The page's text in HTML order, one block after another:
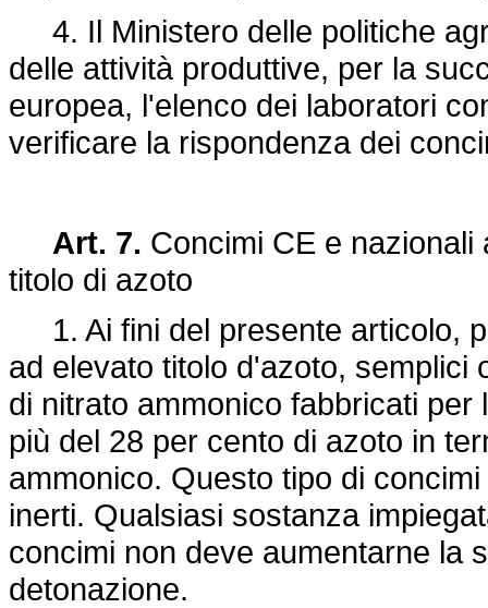
4. Il Ministero delle politiche
delle attività produttive, per la
europea, l'elenco dei laboratori
verificare la rispondenza dei
Art. 7. Concimi CE e
titolo di azoto
1. Ai fini del presente articolo,
ad elevato titolo d'azoto, semplici
di nitrato ammonico fabbricati
più del 28 per cento di azoto in
ammonico. Questo tipo di
inerti. Qualsiasi sostanza
concimi non deve aumentarne la
detonazione.